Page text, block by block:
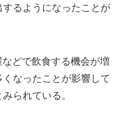
るようになったことが
どで飲食する機会が増
なったことが影響して
られている。